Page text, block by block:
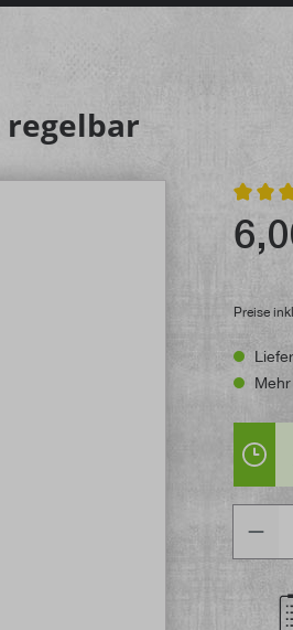
Preise inkl.